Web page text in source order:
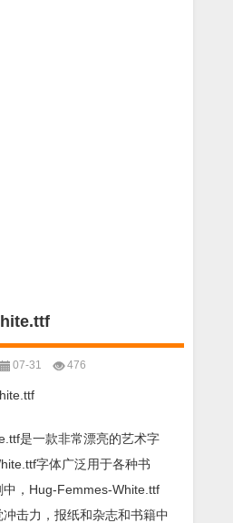
07-31 476
是一款非常漂亮的艺术字
字体广泛用于各种书
，Hug-Femmes-White.ttf
击力，报纸和杂志和书籍中